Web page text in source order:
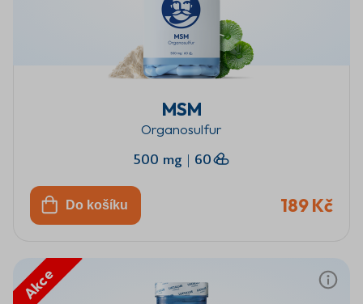
MSM
Organosulfur
500 mg | 60
Do košíku 189 Kč
Akce